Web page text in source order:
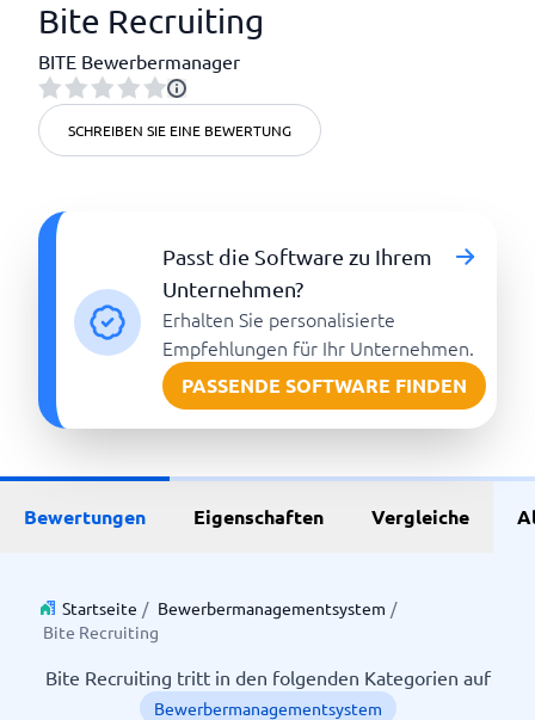
Bite Recruiting
BITE Bewerbermanager
SCHREIBEN SIE EINE BEWERTUNG
Passt die Software zu Ihrem
Unternehmen?
Erhalten Sie personalisierte
Empfehlungen für Ihr Unternehmen.
PASSENDE SOFTWARE FINDEN
Bewertungen Eigenschaften Vergleiche
Startseite / Bewerbermanagementsystem /
Bite Recruiting
Bite Recruiting tritt in den folgenden Kategorien auf
Bewerbermanagementsystem